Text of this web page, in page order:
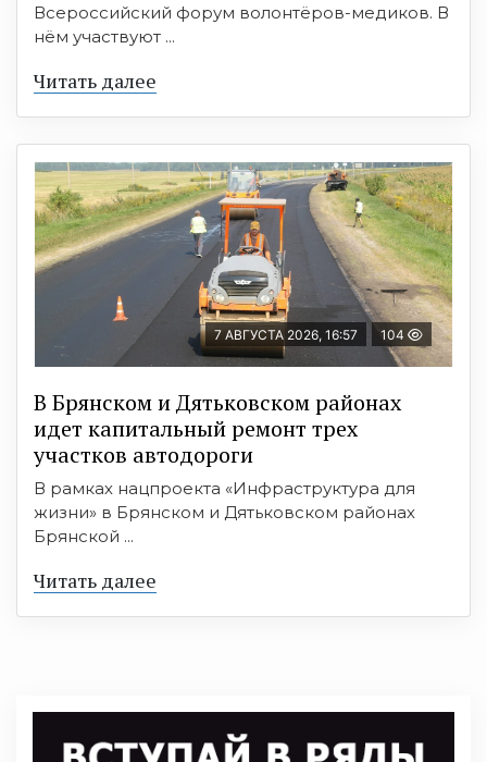
Всероссийский форум волонтёров-медиков. В
нём участвуют ...
Читать далее
7 АВГУСТА 2026, 16:57 104
В Брянском и Дятьковском районах
идет капитальный ремонт трех
участков автодороги
В рамках нацпроекта «Инфраструктура для
жизни» в Брянском и Дятьковском районах
Брянской ...
Читать далее